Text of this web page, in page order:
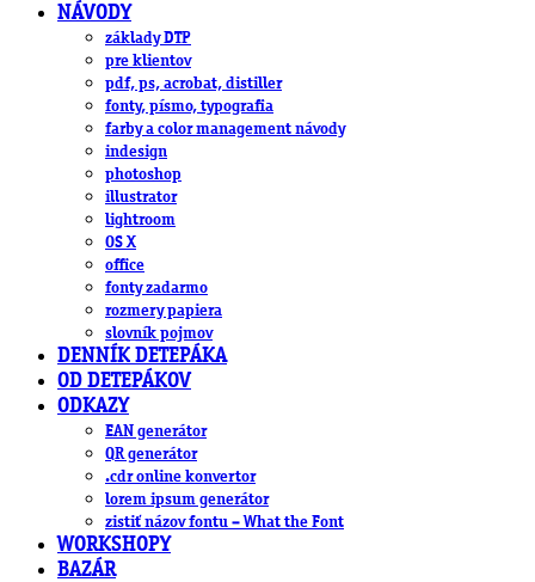
NÁVODY
základy DTP
pre klientov
pdf, ps, acrobat, distiller
fonty, písmo, typografia
farby a color management návody
indesign
photoshop
illustrator
lightroom
OS X
office
fonty zadarmo
rozmery papiera
slovník pojmov
DENNÍK DETEPÁKA
OD DETEPÁKOV
ODKAZY
EAN generátor
QR generátor
.cdr online konvertor
lorem ipsum generátor
zistiť názov fontu – What the Font
WORKSHOPY
BAZÁR